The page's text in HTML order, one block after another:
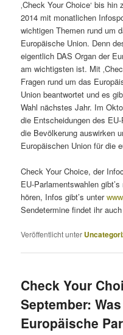
‚Check Your Choice‘ bis
2014 mit monatlichen
wichtigen Themen rund um
Europäische Union. Denn
eigentlich DAS Organ der
am wichtigsten ist. Mit
Fragen rund um das
Union beantwortet und es
Wahl nächstes Jahr. Im
die Entscheidungen des
die Bevölkerung auswirken
Europäischen Union für die
Check Your Choice, der
EU-Parlamentswahlen
hören, Infos gibt’s unter
Sendetermine findet ihr
Veröffentlicht unter
Check Your
September:
Europäische